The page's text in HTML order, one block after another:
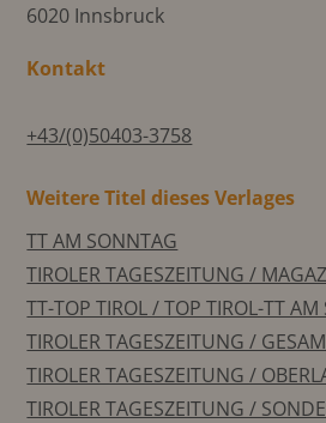
6020 Innsbruck
Kontakt
+43/(0)50403-3758
Weitere Titel dieses Verlages
TT AM SONNTAG
TIROLER TAGESZEITUNG /
TT-TOP TIROL / TOP TIROL-TT AM
TIROLER TAGESZEITUNG /
TIROLER TAGESZEITUNG /
TIROLER TAGESZEITUNG /